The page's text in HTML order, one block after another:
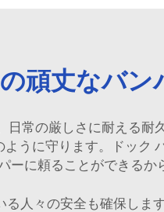
頑丈なバン
常の厳しさに耐える耐
うに守ります。ドック
に頼ることができるか
人々の安全も確保しま